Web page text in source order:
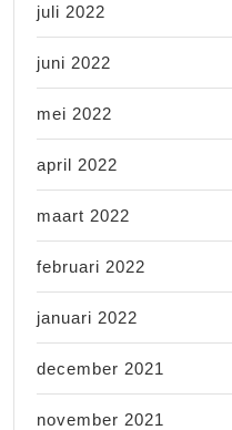
juli 2022
juni 2022
mei 2022
april 2022
maart 2022
februari 2022
januari 2022
december 2021
november 2021